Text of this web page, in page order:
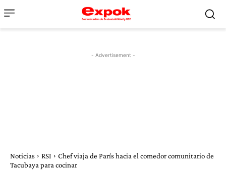
- Advertisement -
Noticias RSI
Chef viaja de París hacia el comedor comunitario de
Tacubaya para cocinar